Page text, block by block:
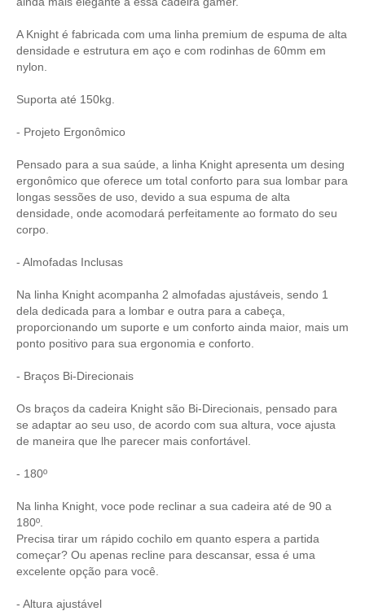
A Knight é fabricada com uma linha premium de espuma de alta
densidade e estrutura em aço e com rodinhas de 60mm em
nylon.
Suporta até 150kg.
- Projeto Ergonômico
Pensado para a sua saúde, a linha Knight apresenta um desing
ergonômico que oferece um total conforto para sua lombar para
longas sessões de uso, devido a sua espuma de alta
densidade, onde acomodará perfeitamente ao formato do seu
corpo.
- Almofadas Inclusas
Na linha Knight acompanha 2 almofadas ajustáveis, sendo 1
dela dedicada para a lombar e outra para a cabeça,
proporcionando um suporte e um conforto ainda maior, mais um
ponto positivo para sua ergonomia e conforto.
- Braços Bi-Direcionais
Os braços da cadeira Knight são Bi-Direcionais, pensado para
se adaptar ao seu uso, de acordo com sua altura, voce ajusta
de maneira que lhe parecer mais confortável.
- 180º
Na linha Knight, voce pode reclinar a sua cadeira até de 90 a
180º.
Precisa tirar um rápido cochilo em quanto espera a partida
começar? Ou apenas recline para descansar, essa é uma
excelente opção para você.
- Altura ajustável